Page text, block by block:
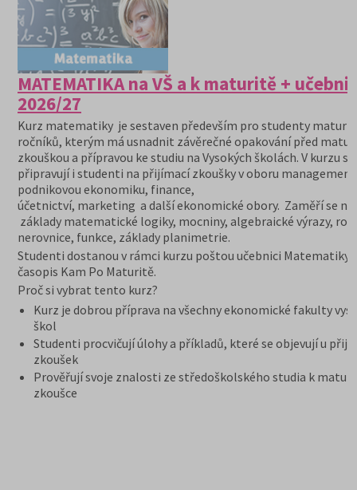
MATEMATIKA na VŠ a k maturitě +
2026/27
Kurz matematiky je sestaven především pro studenty
ročníků, kterým má usnadnit závěrečné opakování před
zkouškou a přípravou ke studiu na Vysokých školách. V kurzu se
připravují i studenti na přijímací zkoušky v oboru
podnikovou ekonomiku, finance,
účetnictví, marketing a další ekonomické obory. Zaměří se na
základy matematické logiky, mocniny, algebraické výrazy,
nerovnice, funkce, základy planimetrie.
Studenti dostanou v rámci kurzu poštou učebnici Matematiky
časopis Kam Po Maturitě.
Proč si vybrat tento kurz?
Kurz je dobrou příprava na všechny ekonomické fakulty
škol
Studenti procvičují úlohy a příkladů, které se objevují u
zkoušek
Prověřují svoje znalosti ze středoškolského studia k
zkoušce